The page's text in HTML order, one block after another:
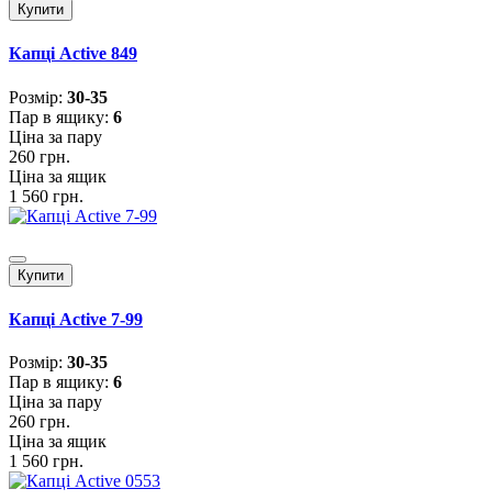
Купити
Капці Active 849
Розмiр: 30-35
Пар в ящику: 6
Ціна за пару
260 грн.
Ціна за ящик
1 560 грн.
Купити
Капці Active 7-99
Розмiр: 30-35
Пар в ящику: 6
Ціна за пару
260 грн.
Ціна за ящик
1 560 грн.